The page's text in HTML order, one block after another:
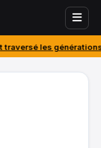
générations J’ai